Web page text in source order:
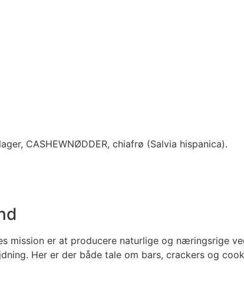
CASHEWNØDDER, chiafrø (Salvia hispanica).
mission er at producere naturlige og næringsrige
Her er der både tale om bars, crackers og